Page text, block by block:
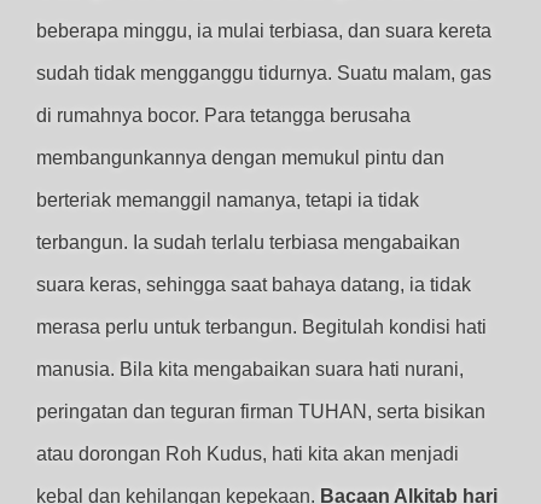
beberapa minggu, ia mulai terbiasa, dan suara kereta
sudah tidak mengganggu tidurnya. Suatu malam, gas
di rumahnya bocor. Para tetangga berusaha
membangunkannya dengan memukul pintu dan
berteriak memanggil namanya, tetapi ia tidak
terbangun. Ia sudah terlalu terbiasa mengabaikan
suara keras, sehingga saat bahaya datang, ia tidak
merasa perlu untuk terbangun. Begitulah kondisi hati
manusia. Bila kita mengabaikan suara hati nurani,
peringatan dan teguran firman TUHAN, serta bisikan
atau dorongan Roh Kudus, hati kita akan menjadi
kebal dan kehilangan kepekaan. Bacaan Alkitab hari